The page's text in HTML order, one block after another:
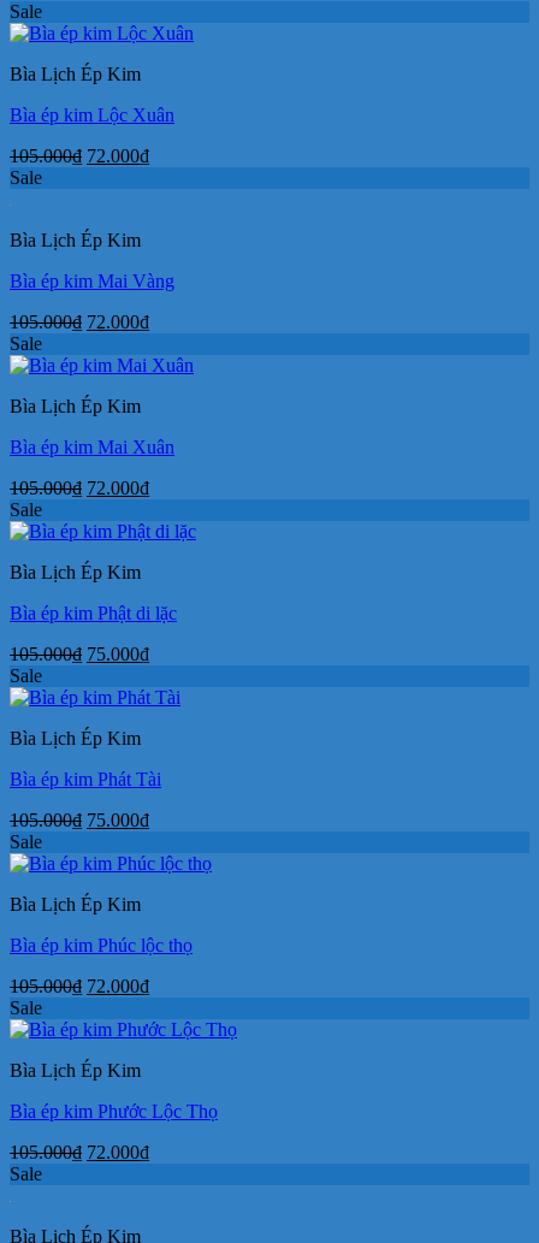
là:
tại
Sale
Bìa Lịch Ép Kim
Bìa ép kim Lộc Xuân
105.000₫ Giá
72.000₫Giá
Sale
Bìa Lịch Ép Kim
Bìa ép kim Mai Vàng
105.000₫ Giá
là:
72.000₫Giá
tại
Sale
Bìa Lịch Ép Kim
Bìa ép kim Mai Xuân
105.000₫ Giá
là:
72.000₫Giá
tại
Sale
Bìa Lịch Ép Kim
Bìa ép kim Phật di lặc
105.000₫ Giá
là:
75.000₫Giá
tại
Sale
Bìa Lịch Ép Kim
Bìa ép kim Phát Tài
105.000₫ Giá
là:
75.000₫Giá
tại
Sale
Bìa Lịch Ép Kim
Bìa ép kim Phúc lộc thọ
105.000₫ Giá
là:
72.000₫Giá
tại
Sale
Bìa Lịch Ép Kim
Bìa ép kim Phước Lộc Thọ
105.000₫ Giá
72.000₫Giá
Sale
Bìa Lịch Ép Kim